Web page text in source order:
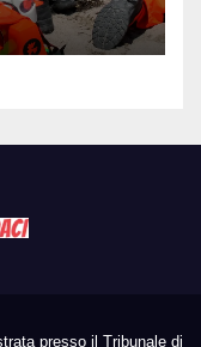
di
presso il Tribunale di